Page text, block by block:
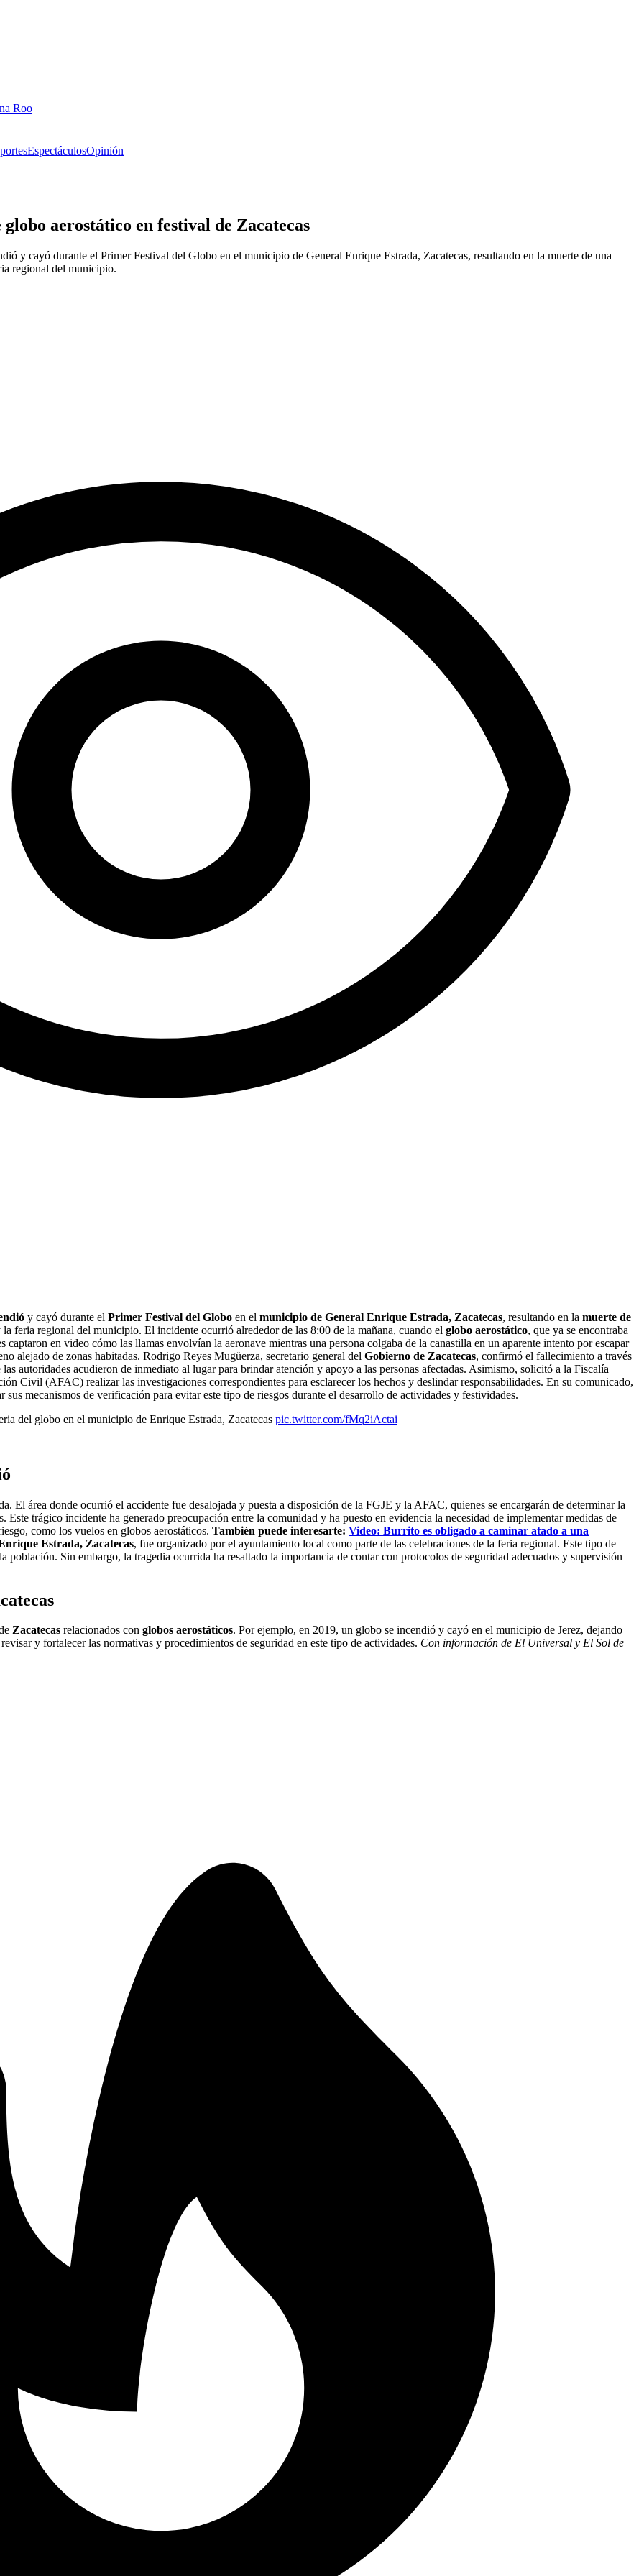
Roo
EspectáculosOpinión
aerostático en festival de Zacatecas
y cayó durante el Primer Festival del Globo en el municipio de General Enrique Estrada, Zacatecas, resultando en la muerte de una
regional del municipio.
y cayó durante el Primer Festival del Globo en el municipio de General Enrique Estrada, Zacatecas, resultando en la muerte de
feria regional del municipio. El incidente ocurrió alrededor de las 8:00 de la mañana, cuando el globo aerostático, que ya se encontraba
captaron en video cómo las llamas envolvían la aeronave mientras una persona colgaba de la canastilla en un aparente intento por escapar
alejado de zonas habitadas. Rodrigo Reyes Mugüerza, secretario general del Gobierno de Zacatecas, confirmó el fallecimiento a través
autoridades acudieron de inmediato al lugar para brindar atención y apoyo a las personas afectadas. Asimismo, solicitó a la Fiscalía
Civil (AFAC) realizar las investigaciones correspondientes para esclarecer los hechos y deslindar responsabilidades. En su comunicado,
mecanismos de verificación para evitar este tipo de riesgos durante el desarrollo de actividades y festividades.
del globo en el municipio de Enrique Estrada, Zacatecas pic.twitter.com/fMq2iActai
El área donde ocurrió el accidente fue desalojada y puesta a disposición de la FGJE y la AFAC, quienes se encargarán de determinar la
Este trágico incidente ha generado preocupación entre la comunidad y ha puesto en evidencia la necesidad de implementar medidas de
como los vuelos en globos aerostáticos. También puede interesarte: Video: Burrito es obligado a caminar atado a una
Estrada, Zacatecas, fue organizado por el ayuntamiento local como parte de las celebraciones de la feria regional. Este tipo de
población. Sin embargo, la tragedia ocurrida ha resaltado la importancia de contar con protocolos de seguridad adecuados y supervisión
Zacatecas relacionados con globos aerostáticos. Por ejemplo, en 2019, un globo se incendió y cayó en el municipio de Jerez, dejando
y fortalecer las normativas y procedimientos de seguridad en este tipo de actividades. Con información de El Universal y El Sol de